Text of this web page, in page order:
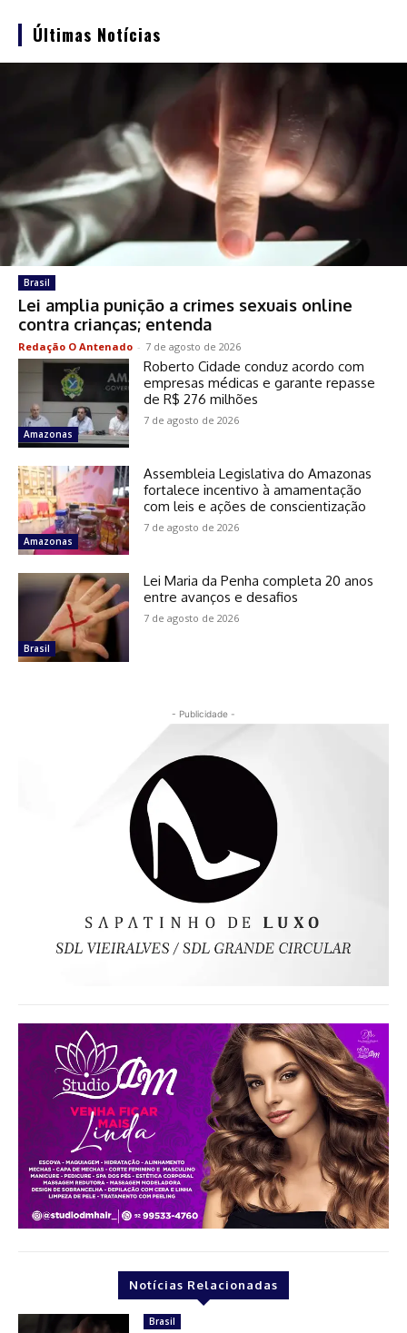
Últimas Notícias
Brasil
Lei amplia punição a crimes sexuais online
contra crianças; entenda
Redação O Antenado - 7 de agosto de 2026
Amazonas
Roberto Cidade conduz acordo com
empresas médicas e garante repasse
de R$ 276 milhões
7 de agosto de 2026
Amazonas
Assembleia Legislativa do Amazonas
fortalece incentivo à amamentação
com leis e ações de conscientização
7 de agosto de 2026
Brasil
Lei Maria da Penha completa 20 anos
entre avanços e desafios
7 de agosto de 2026
- Publicidade -
Notícias Relacionadas
Brasil